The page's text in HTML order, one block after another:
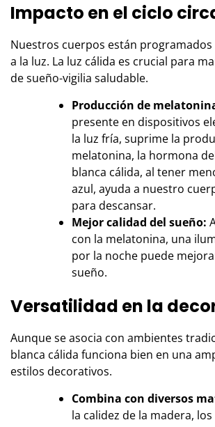
Impacto en el ciclo
Nuestros cuerpos están
a la luz. La luz cálida es crucial para
de sueño-vigilia saludable.
Producción de
presente en dispositivos
la luz fría, suprime la
melatonina, la hormona
blanca cálida, al tener
azul, ayuda a nuestro
para descansar.
Mejor calidad del sueño:
con la melatonina, una
por la noche puede
sueño.
Versatilidad en la
Aunque se asocia con ambientes
blanca cálida funciona bien en una
estilos decorativos.
Combina con diversos
la calidez de la madera,